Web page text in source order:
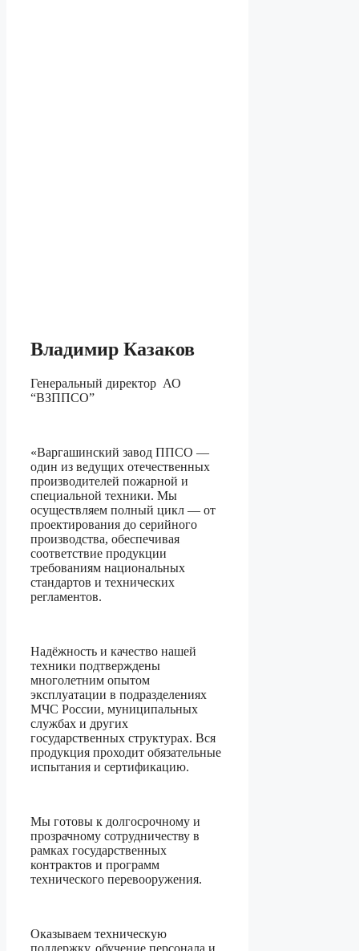
Владимир Казаков
Генеральный директор АО
“ВЗППСО”
«Варгашинский завод ППСО —
один из ведущих отечественных
производителей пожарной и
специальной техники. Мы
осуществляем полный цикл — от
проектирования до серийного
производства, обеспечивая
соответствие продукции
требованиям национальных
стандартов и технических
регламентов.
Надёжность и качество нашей
техники подтверждены
многолетним опытом
эксплуатации в подразделениях
МЧС России, муниципальных
службах и других
государственных структурах. Вся
продукция проходит обязательные
испытания и сертификацию.
Мы готовы к долгосрочному и
прозрачному сотрудничеству в
рамках государственных
контрактов и программ
технического перевооружения.
Оказываем техническую
поддержку, обучение персонала и